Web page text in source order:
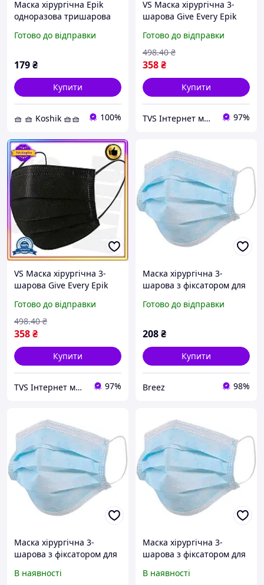
Маска хірургічна Epik
одноразова тришарова
носа в упаковці по 50 шт.
Готово до відправки
179₴
Купити
🧺 🧺 Koshik 🧺🧺 100%
VS Маска хірургічна 3-
шарова Give Every Epik
захисна маска для
обличчя з фіксатором для
носа 32T8_V1
Готово до відправки
358₴
498.40 ₴
Купити
TVS Інтернет магазин 97%
VS Маска хірургічна 3-
шарова Give Every Epik
носа захист від вірусів та
бактерій 32T8_V1
Готово до відправки
358₴
498.40 ₴
Купити
TVS Інтернет магазин 97%
Маска хірургічна 3-
шарова з фіксатором для
Готово до відправки
208₴
Купити
Breez 98%
Маска хірургічна 3-
шарова з фіксатором для
Блакитний " MDR"
В наявності
Маска хірургічна 3-
шарова з фіксатором для
Блакитний " PTR"
В наявності